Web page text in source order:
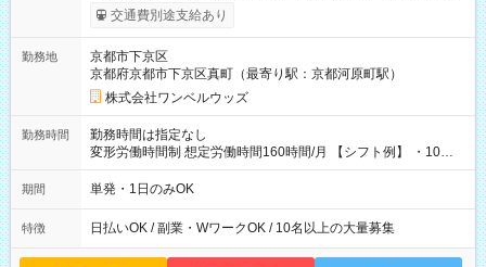
働いたその日に現金GET♪ お仕事後はコンビニATMから 日払
交通費別途支給あり
勤務地
京都市下京区
京都府京都市下京区真町（最寄り駅：京都河原町駅）
株式会社ワンベルウッズ
勤務時間
勤務時間は指定なし
変形労働時間制 想定労働時間160時間/月 【シフト例】 ・10：
00～20：00
期間 単発・1日のみOK
特徴 日払いOK / 副業・WワークOK / 10名以上の大量募集